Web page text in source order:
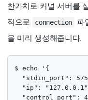
찬가치로 커널 서버를
적으로
connection
파
을 미리 생성해줍니다.
$ echo '{
"stdin_port":
"ip":
"control_port":